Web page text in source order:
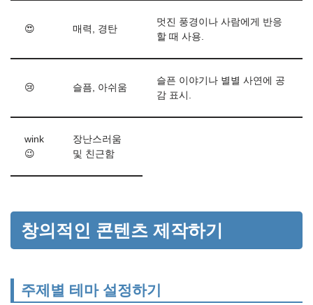
😍 매력, 경탄
멋진 풍경이나 사람에게 반응
할 때 사용.
😢 슬픔, 아쉬움
슬픈 이야기나 별별 사연에 공
감 표시.
wink
😉
장난스러움
및 친근함
창의적인 콘텐츠 제작하기
주제별 테마 설정하기